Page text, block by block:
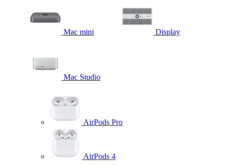
Mac mini Display
Mac Studio
AirPods Pro
AirPods 4